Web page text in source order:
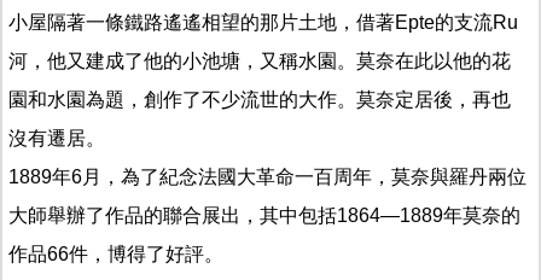
小屋隔著一條鐵路遙遙相望的那片土地，借著Epte的支流Ru
河，他又建成了他的小池塘，又稱水園。莫奈在此以他的花
園和水園為題，創作了不少流世的大作。莫奈定居後，再也
沒有遷居。
1889年6月，為了紀念法國大革命一百周年，莫奈與羅丹兩位
大師舉辦了作品的聯合展出，其中包括1864—1889年莫奈的
作品66件，博得了好評。